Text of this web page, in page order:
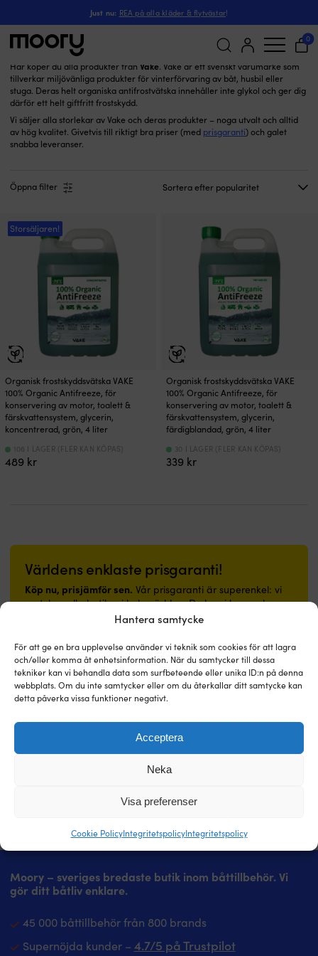
Hantera samtycke
För att ge en bra upplevelse använder vi teknik som cookies för att lagra
och/eller komma åt enhetsinformation. När du samtycker till dessa
tekniker kan vi behandla data som surfbeteende eller unika ID:n på denna
webbplats. Om du inte samtycker eller om du återkallar ditt samtycke kan
detta påverka vissa funktioner negativt.
Acceptera
Neka
Visa preferenser
Cookie PolicyIntegritetspolicyIntegritetspolicy
Just nu: REA på alla kläder & flytvästar!
Sök
efter:
0
VAKE (2)
Här köper du alla produkter från Vake. Vake är ett svenskt varumärke som
tillverkar miljövänliga produkter för vinterförvaring av båt, husbil eller
stuga. Deras helt organiska antifrostvätska innehåller inte glykol och ger dig
därför ett helt giftfritt frostskydd.
Vi säljer alla storlekar av Vake och deras produkter – noga utvalt och alltid
av hög kvalitet. Givetvis till riktigt bra priser (med prisgaranti) och galet
snabba leveranser.
Öppna filter
Storsäljaren!
Organisk frostskyddsvätska VAKE
100% Organic Antifreeze, för
konservering av motor, toalett &
färskvattensystem, glycerin,
koncentrerad, grön, 4 liter
489 kr
106 I LAGER (FLER KAN KÖPAS)
Organisk frostskyddsvätska VAKE
100% Organic Antifreeze, för
konservering av motor, toalett &
färskvattensystem, glycerin,
färdigblandad, grön, 4 liter
339 kr
30 I LAGER (FLER KAN KÖPAS)
Världens enklaste prisgaranti!
Köp nu, prisjämför sen. Vår prisgaranti är superenkel: vi
matchar alla butiker i hela världen. Du kan i lugn och ro
köpa prylarna nu – hittar du den billigare hos en annan
butik inom 14 dagar så matchar vi priset i efterhand. Inga
konstiga villkor.
Läs mer om vår prisgaranti
Moory – sveriges bredaste butik inom båttillbehör. Vi
gör ditt båtliv enklare.
45 000 båttillbehör från 800 brands
Supernöjda kunder – 4.7/5 på Trustpilot